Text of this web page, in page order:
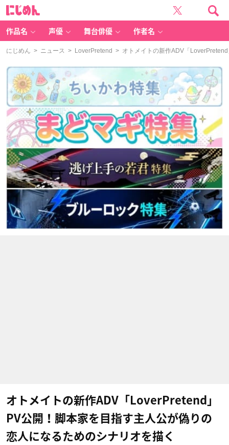
作品名 声優 舞台俳優 作者名
にじめん > ニュース > LoverPretend > オトメイトの新作ADV「
オトメイトの新作ADV「LoverPretend」
PV公開！脚本家を目指す主人公が偽りの
恋人になるためのシナリオを描く